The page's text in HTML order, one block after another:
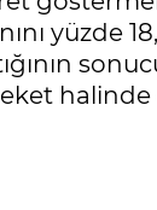
yüzde